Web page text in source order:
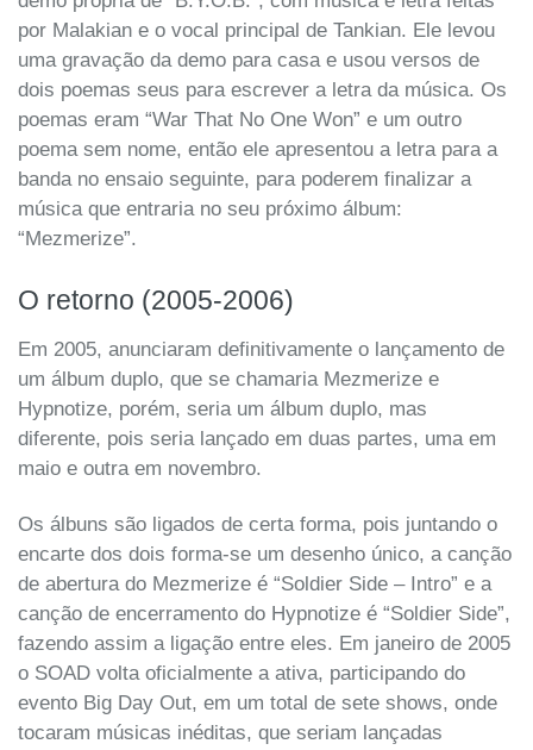
por Malakian e o vocal principal de Tankian. Ele levou
uma gravação da demo para casa e usou versos de
dois poemas seus para escrever a letra da música. Os
poemas eram “War That No One Won” e um outro
poema sem nome, então ele apresentou a letra para a
banda no ensaio seguinte, para poderem finalizar a
música que entraria no seu próximo álbum:
“Mezmerize”.
O retorno (2005-2006)
Em 2005, anunciaram definitivamente o lançamento de
um álbum duplo, que se chamaria Mezmerize e
Hypnotize, porém, seria um álbum duplo, mas
diferente, pois seria lançado em duas partes, uma em
maio e outra em novembro.
Os álbuns são ligados de certa forma, pois juntando o
encarte dos dois forma-se um desenho único, a canção
de abertura do Mezmerize é “Soldier Side – Intro” e a
canção de encerramento do Hypnotize é “Soldier Side”,
fazendo assim a ligação entre eles. Em janeiro de 2005
o SOAD volta oficialmente a ativa, participando do
evento Big Day Out, em um total de sete shows, onde
tocaram músicas inéditas, que seriam lançadas